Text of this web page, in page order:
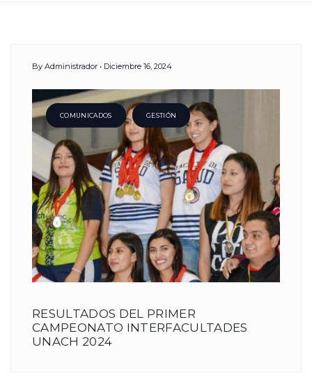
Day:
16
Diciembre,
2024
By Administrador Diciembre 16, 2024
COMUNICADOS GESTIÓN
RESULTADOS DEL PRIMER
CAMPEONATO INTERFACULTADES
UNACH 2024